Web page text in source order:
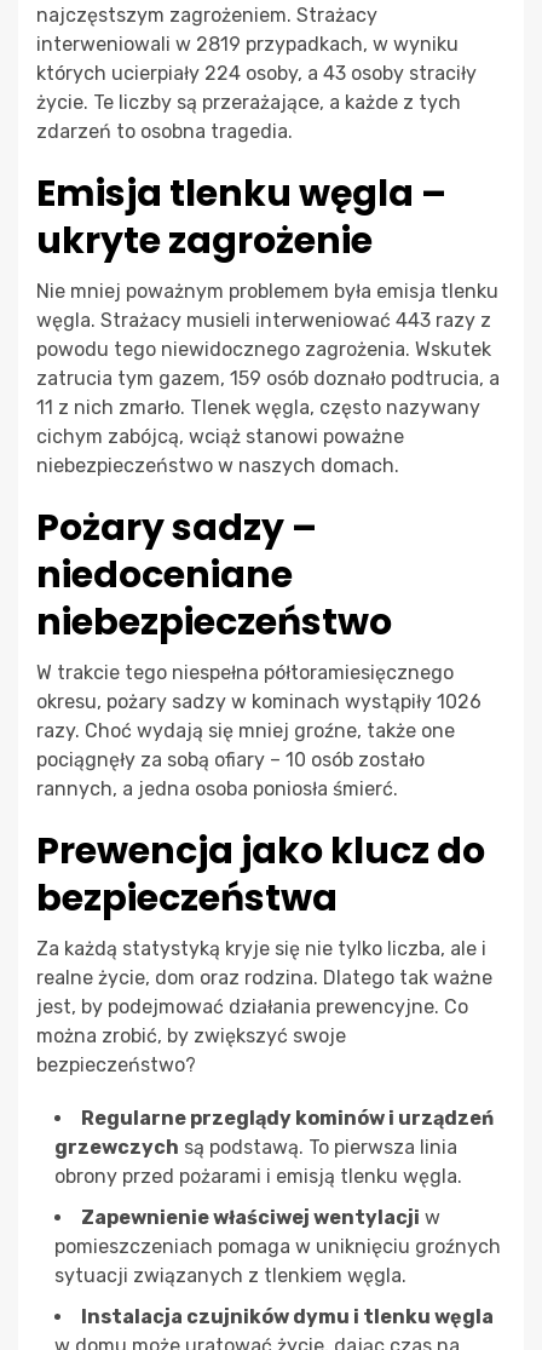
najczęstszym zagrożeniem. Strażacy
interweniowali w 2819 przypadkach, w wyniku
których ucierpiały 224 osoby, a 43 osoby straciły
życie. Te liczby są przerażające, a każde z tych
zdarzeń to osobna tragedia.
Emisja tlenku węgla –
ukryte zagrożenie
Nie mniej poważnym problemem była emisja tlenku
węgla. Strażacy musieli interweniować 443 razy z
powodu tego niewidocznego zagrożenia. Wskutek
zatrucia tym gazem, 159 osób doznało podtrucia, a
11 z nich zmarło. Tlenek węgla, często nazywany
cichym zabójcą, wciąż stanowi poważne
niebezpieczeństwo w naszych domach.
Pożary sadzy –
niedoceniane
niebezpieczeństwo
W trakcie tego niespełna półtoramiesięcznego
okresu, pożary sadzy w kominach wystąpiły 1026
razy. Choć wydają się mniej groźne, także one
pociągnęły za sobą ofiary – 10 osób zostało
rannych, a jedna osoba poniosła śmierć.
Prewencja jako klucz do
bezpieczeństwa
Za każdą statystyką kryje się nie tylko liczba, ale i
realne życie, dom oraz rodzina. Dlatego tak ważne
jest, by podejmować działania prewencyjne. Co
można zrobić, by zwiększyć swoje
bezpieczeństwo?
Regularne przeglądy kominów i urządzeń
grzewczych są podstawą. To pierwsza linia
obrony przed pożarami i emisją tlenku węgla.
Zapewnienie właściwej wentylacji w
pomieszczeniach pomaga w uniknięciu groźnych
sytuacji związanych z tlenkiem węgla.
Instalacja czujników dymu i tlenku węgla